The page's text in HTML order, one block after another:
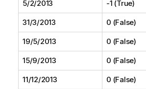
5/2/2013 -1 (True)
31/3/2013 0 (False)
19/5/2013 0 (False)
15/9/2013 0 (False)
11/12/2013 0 (False)